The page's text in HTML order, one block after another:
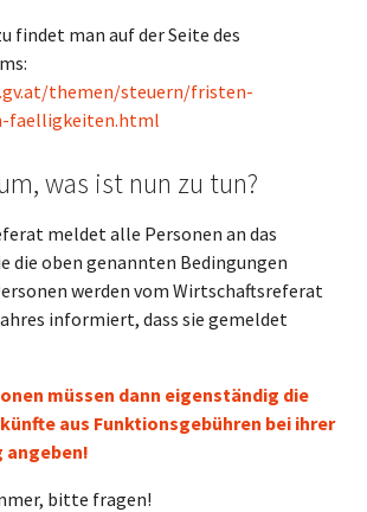
findet man auf der Seite des
themen/steuern/fristen-
faelligkeiten.html
was ist nun zu tun?
meldet alle Personen an das
die oben genannten Bedingungen
werden vom Wirtschaftsreferat
informiert, dass sie gemeldet
müssen dann eigenständig die
aus Funktionsgebühren bei ihrer
angeben!
bitte fragen!